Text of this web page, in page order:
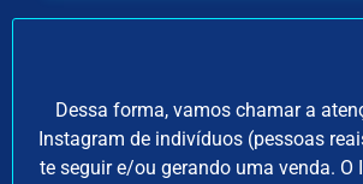
Dessa forma, vamos chamar a
Instagram de indivíduos (pessoas
te seguir e/ou gerando uma venda. O